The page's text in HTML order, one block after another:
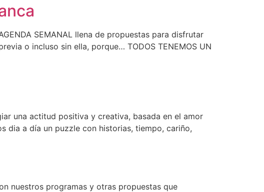
SEMANAL llena de propuestas para disfrutar
o incluso sin ella, porque… TODOS TENEMOS UN
una actitud positiva y creativa, basada en el amor
dia a día un puzzle con historias, tiempo, cariño,
nuestros programas y otras propuestas que